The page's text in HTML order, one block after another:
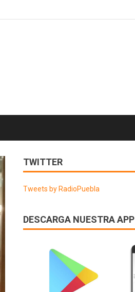
TWITTER
Tweets by RadioPuebla
DESCARGA NUESTRA APP